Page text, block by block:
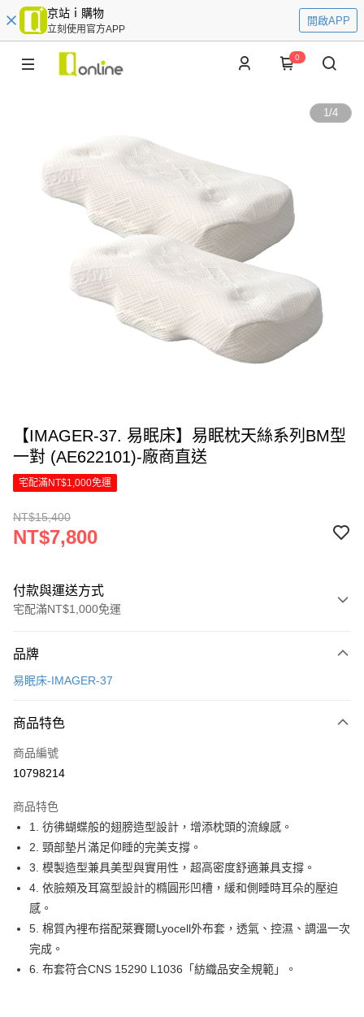
京站ｉ購物
立刻使用官方APP
開啟APP
0
1/4
【IMAGER-37. 易眠床】易眠枕天絲系列BM型
一對 (AE622101)-廠商直送
宅配滿NT$1,000免運
NT$15,400
NT$7,800
付款與運送方式
宅配滿NT$1,000免運
信用卡一次付款
6 期 0 利率 每期
合作金庫商業銀行
上海商業儲蓄銀行
臺灣中小企業銀行
匯豐（台灣）商業銀行
華泰商業銀行
聯邦商業銀行
遠東國際商業銀行
元大商業銀行
永豐商業銀行
玉山商業銀行
星展（台灣）商業銀行
台灣樂天信用卡公司
LINE Pay
Apple Pay
街口支付
悠遊付
Google Pay
全盈+PAY
大哥付你分期
相關說明
【大哥付你分期使用說明】
品牌
易眠床-IMAGER-37
商品特色
商品編號
10798214
商品特色
1. 彷彿蝴蝶般的翅膀造型設計，增添枕頭的流線感。
2. 頸部墊片滿足仰睡的完美支撐。
3. 模製造型兼具美型與實用性，超高密度舒適兼具支撐。
4. 依臉頰及耳窩型設計的橢圓形凹槽，緩和側睡時耳朵的壓迫
感。
5. 棉質內裡布搭配萊賽爾Lyocell外布套，透氣、控濕、調溫一次
完成。
6. 布套符合CNS 15290 L1036「紡織品安全規範」。